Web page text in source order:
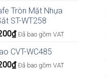
Tròn Mặt Nhựa
ST-WT258
₫ Đã bao gồm VAT
CVT-WC485
₫ Đã bao gồm VAT